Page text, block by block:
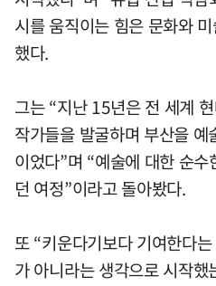
시를 움직이는 힘은 문화와
했다.
그는 “지난 15년은 전 세계
작가들을 발굴하며 부산을
이었다”며 “예술에 대한 순
던 여정”이라고 돌아봤다.
또 “키운다기보다 기여한다
가 아니라는 생각으로 시작